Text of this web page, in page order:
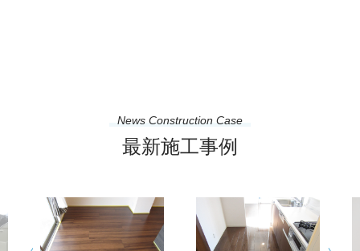
News Construction Case
最新施工事例